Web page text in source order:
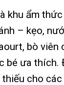
khu ẩm
– kẹo,
bò viên
bé ưa thích.
cho các